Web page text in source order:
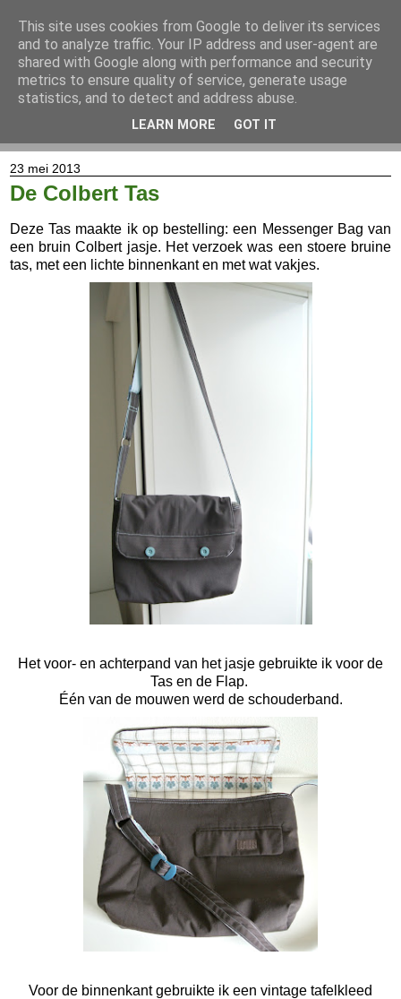
23 mei 2013
De Colbert Tas
Deze Tas maakte ik op bestelling: een Messenger Bag van
een bruin Colbert jasje. Het verzoek was een stoere bruine
tas, met een lichte binnenkant en met wat vakjes.
Het voor- en achterpand van het jasje gebruikte ik voor de
Tas en de Flap.
Één van de mouwen werd de schouderband.
Voor de binnenkant gebruikte ik een vintage tafelkleed
This site uses cookies from Google to deliver its services
and to analyze traffic. Your IP address and user-agent are
shared with Google along with performance and security
metrics to ensure quality of service, generate usage
statistics, and to detect and address abuse.
LEARN MORE GOT IT